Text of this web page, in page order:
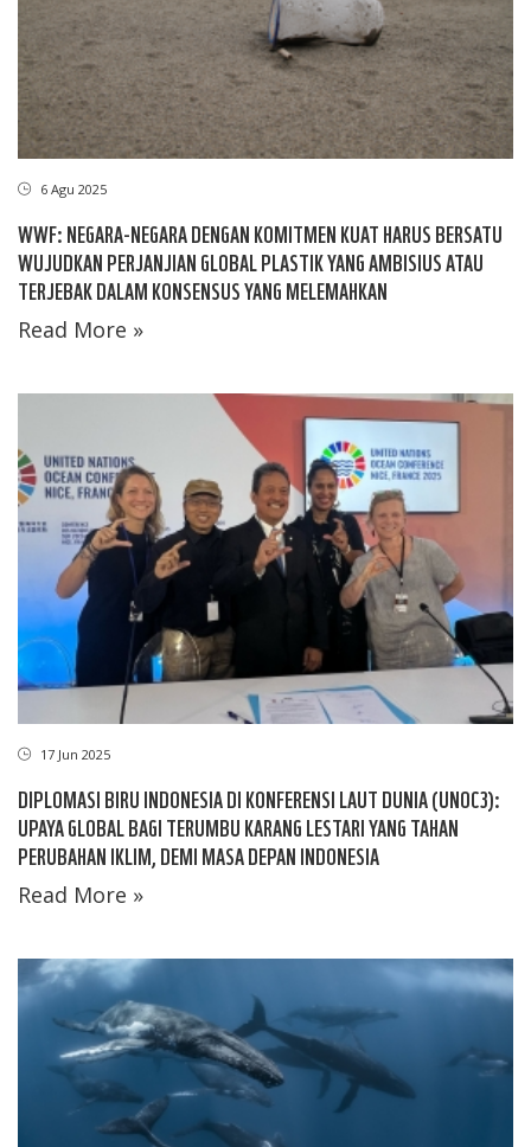
6 Agu 2025
WWF: NEGARA-NEGARA DENGAN KOMITMEN KUAT HARUS BERSATU
WUJUDKAN PERJANJIAN GLOBAL PLASTIK YANG AMBISIUS ATAU
TERJEBAK DALAM KONSENSUS YANG MELEMAHKAN
Read More »
17 Jun 2025
DIPLOMASI BIRU INDONESIA DI KONFERENSI LAUT DUNIA (UNOC3):
UPAYA GLOBAL BAGI TERUMBU KARANG LESTARI YANG TAHAN
PERUBAHAN IKLIM, DEMI MASA DEPAN INDONESIA
Read More »